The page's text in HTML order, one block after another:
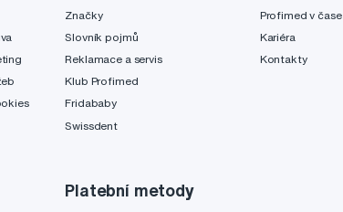
Značky
Slovník pojmů
Reklamace a servis
Klub Profimed
Fridababy
Swissdent
Profimed v čase
Kariéra
Kontakty
Platební metody